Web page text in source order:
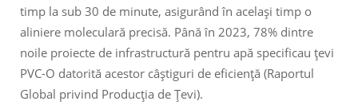
timp la sub 30 de minute, asigurând în același timp o
aliniere moleculară precisă. Până în 2023, 78% dintre
noile proiecte de infrastructură pentru apă specificau țevi
PVC-O datorită acestor câștiguri de eficiență (Raportul
Global privind Producția de Țevi).